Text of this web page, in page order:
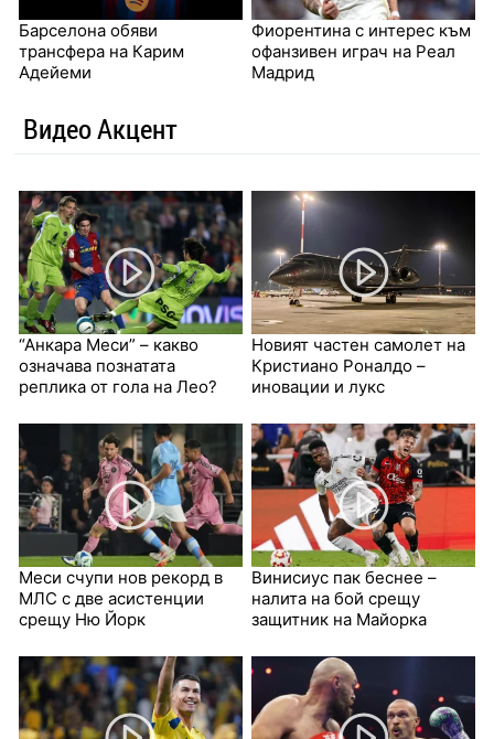
Барселона обяви
трансфера на Карим
Адейеми
Фиорентина с интерес към
офанзивен играч на Реал
Мадрид
Видео Акцент
“Анкара Меси” – какво
означава познатата
реплика от гола на Лео?
Новият частен самолет на
Кристиано Роналдо –
иновации и лукс
Меси счупи нов рекорд в
МЛС с две асистенции
срещу Ню Йорк
Винисиус пак беснее –
налита на бой срещу
защитник на Майорка